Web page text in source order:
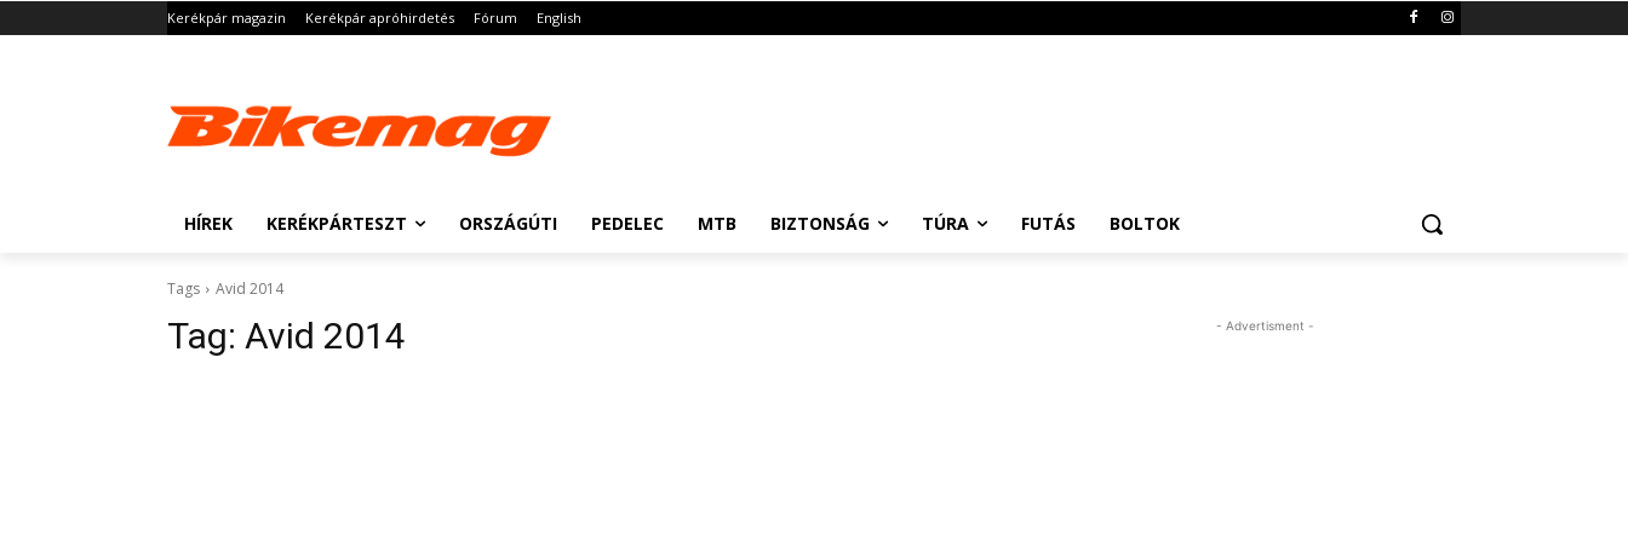
Kerékpár magazin Kerékpár apróhirdetés Fórum English
HÍREK KERÉKPÁRTESZT ORSZÁGÚTI PEDELEC MTB BIZTONSÁG TÚRA FUTÁS BOLTOK
Tags Avid 2014
Tag: Avid 2014 - Advertisment -